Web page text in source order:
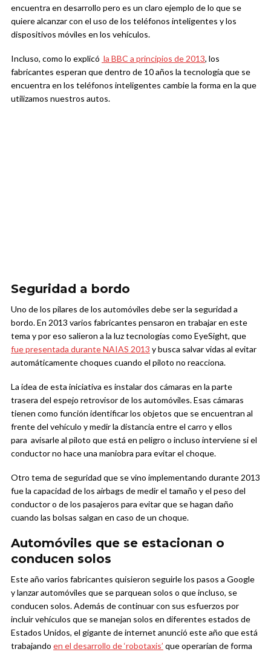
encuentra en desarrollo pero es un claro ejemplo de lo que se
quiere alcanzar con el uso de los teléfonos inteligentes y los
dispositivos móviles en los vehículos.
Incluso, como lo explicó la BBC a principios de 2013, los
fabricantes esperan que dentro de 10 años la tecnología que se
encuentra en los teléfonos inteligentes cambie la forma en la que
utilizamos nuestros autos.
Seguridad a bordo
Uno de los pilares de los automóviles debe ser la seguridad a
bordo. En 2013 varios fabricantes pensaron en trabajar en este
tema y por eso salieron a la luz tecnologías como EyeSight, que
fue presentada durante NAIAS 2013 y busca salvar vidas al evitar
automáticamente choques cuando el piloto no reacciona.
La idea de esta iniciativa es instalar dos cámaras en la parte
trasera del espejo retrovisor de los automóviles. Esas cámaras
tienen como función identificar los objetos que se encuentran al
frente del vehículo y medir la distancia entre el carro y ellos
para avisarle al piloto que está en peligro o incluso interviene si el
conductor no hace una maniobra para evitar el choque.
Otro tema de seguridad que se vino implementando durante 2013
fue la capacidad de los airbags de medir el tamaño y el peso del
conductor o de los pasajeros para evitar que se hagan daño
cuando las bolsas salgan en caso de un choque.
Automóviles que se estacionan o
conducen solos
Este año varios fabricantes quisieron seguirle los pasos a Google
y lanzar automóviles que se parquean solos o que incluso, se
conducen solos. Además de continuar con sus esfuerzos por
incluir vehículos que se manejan solos en diferentes estados de
Estados Unidos, el gigante de internet anunció este año que está
trabajando en el desarrollo de ‘robotaxis’ que operarían de forma